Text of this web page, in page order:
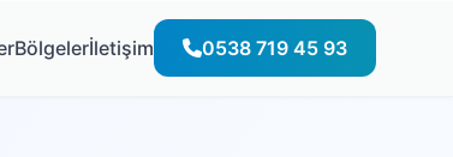
Bölgelerİletişim 0538 719 45 93